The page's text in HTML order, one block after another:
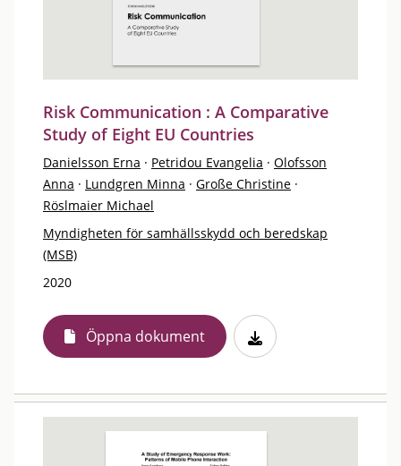
Risk Communication : A Comparative
Study of Eight EU Countries
Danielsson Erna · Petridou Evangelia · Olofsson
Anna · Lundgren Minna · Große Christine ·
Röslmaier Michael
Myndigheten för samhällsskydd och beredskap
(MSB)
2020
Öppna dokument